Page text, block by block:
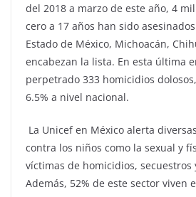
del 2018 a marzo de este año, 4
cero a 17 años han sido
Estado de México, Michoacán,
encabezan la lista. En esta última
perpetrado 333 homicidios
6.5% a nivel nacional.
La Unicef en México alerta
contra los niños como la sexual y
víctimas de homicidios, secuestros
Además, 52% de este sector viven